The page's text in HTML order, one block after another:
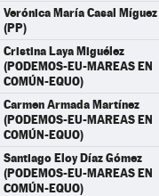
Verónica María Casal Míguez
(PP)
Cristina Laya Miguélez
(PODEMOS-EU-MAREAS EN
COMÚN-EQUO)
Carmen Armada Martínez
(PODEMOS-EU-MAREAS EN
COMÚN-EQUO)
Santiago Eloy Díaz Gómez
(PODEMOS-EU-MAREAS EN
COMÚN-EQUO)